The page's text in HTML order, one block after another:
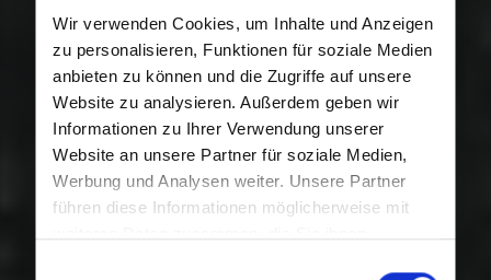
Wir verwenden Cookies, um Inhalte und Anzeigen
zu personalisieren, Funktionen für soziale Medien
anbieten zu können und die Zugriffe auf unsere
Website zu analysieren. Außerdem geben wir
Informationen zu Ihrer Verwendung unserer
Website an unsere Partner für soziale Medien,
Werbung und Analysen weiter. Unsere Partner
führen diese Informationen möglicherweise mit